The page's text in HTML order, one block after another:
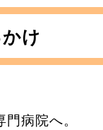
け
病院へ。